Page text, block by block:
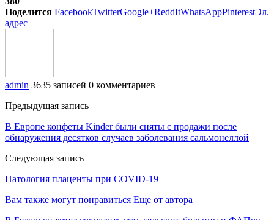
Поделится FacebookTwitterGoogle+ReddItWhatsAppPinterestЭл.
адрес
admin 3635 записей 0 комментариев
Предыдущая запись
В Европе конфеты Kinder были сняты с продажи после
обнаружения десятков случаев заболевания сальмонеллой
Следующая запись
Патология плаценты при COVID-19
Вам также могут понравиться Еще от автора